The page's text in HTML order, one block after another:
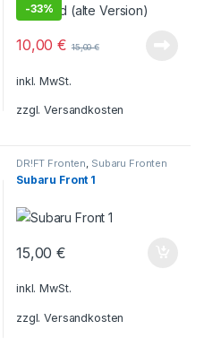
-33%
10,00€ 15,00€
inkl. MwSt.
zzgl.Versandkosten
DR!FT Fronten, Subaru Fronten
Subaru Front 1
15,00€
inkl. MwSt.
zzgl.Versandkosten